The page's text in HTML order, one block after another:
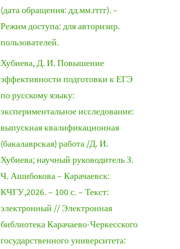
(дата обращения: дд.мм.гггг). –
Режим доступа: для авторизир.
пользователей.
Хубиева, Д. И. Повышение
эффективности подготовки к ЕГЭ
по русскому языку:
экспериментальное исследование:
выпускная квалификационная
(бакалаврская) работа /Д. И.
Хубиева; научный руководитель З.
Ч. Ашибокова – Карачаевск:
КЧГУ,2026. – 100 с. – Текст:
электронный // Электронная
библиотека Карачаево-Черкесского
государственного университета: